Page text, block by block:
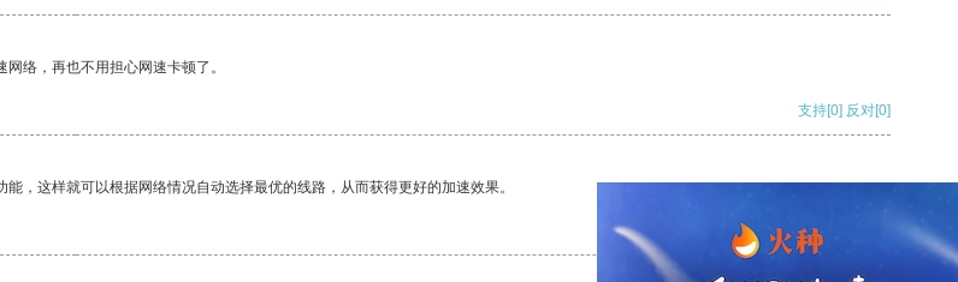
络，再也不用担心网速卡顿了。
支持[0] 反对[0]
，这样就可以根据网络情况自动选择最优的线路，从而获得更好的加速效果。
支持